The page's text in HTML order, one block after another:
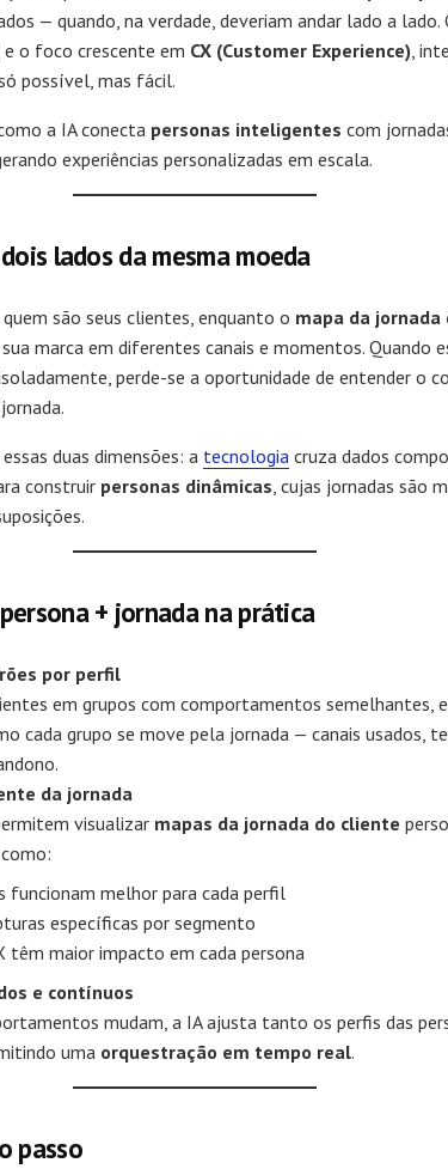
— quando, na verdade, deveriam andar lado a lado.
e o foco crescente em CX (Customer Experience) ,
possível, mas fácil.
a IA conecta personas inteligentes com
experiências personalizadas em escala.
lados da mesma moeda
são seus clientes, enquanto o mapa da jornada
marca em diferentes canais e momentos. Quando
perde-se a oportunidade de entender o
duas dimensões: a tecnologia cruza dados
construir personas dinâmicas , cujas jornadas são
+ jornada na prática
por perfil
em grupos com comportamentos semelhantes,
cada grupo se move pela jornada — canais usados,
da jornada
visualizar mapas da jornada do cliente
funcionam melhor para cada perfil
específicas por segmento
têm maior impacto em cada persona
e contínuos
mudam, a IA ajusta tanto os perfis das
uma orquestração em tempo real.
passo